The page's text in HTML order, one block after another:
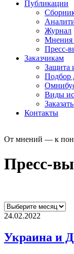
Публикации
Журнал
Мнения
Пресс-
Заказчикам
Защита
Подбор
Виды
Контакты
От мнений — к
Пресс-
24.02.2022
Украина и